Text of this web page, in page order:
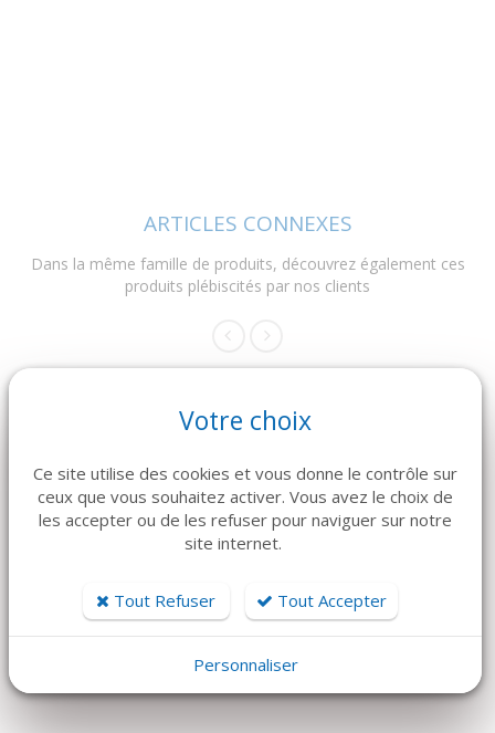
ARTICLES CONNEXES
Dans la même famille de produits, découvrez également ces
produits plébiscités par nos clients
DÉTAILS
Prix sur devis
DÉTAILS
Votre choix
Ce site utilise des cookies et vous donne le contrôle sur
ceux que vous souhaitez activer. Vous avez le choix de
les accepter ou de les refuser pour naviguer sur notre
site internet.
Tout Refuser Tout Accepter
Personnaliser